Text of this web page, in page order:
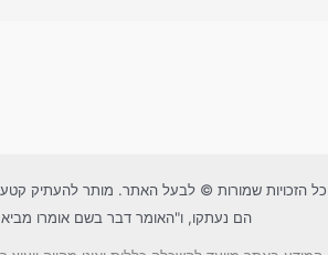
כל הזכויות שמורות © לבעל האתר. מותר להעתיק
הם נעתקו, ו"האומר דבר בשם אומרו